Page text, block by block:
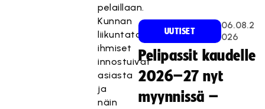
pelaillaan.
Kunnan
liikuntatoimen
ihmiset
innostuivat
asiasta
ja
näin
UUTISET
06.08.2
026
Pelipassit kaudelle
2026–27 nyt
myynnissä –